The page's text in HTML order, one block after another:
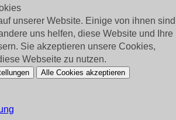
unserer Website. Einige von ihnen sind
uns helfen, diese Website und Ihre
Sie akzeptieren unsere Cookies,
Webseite zu nutzen.
Alle Cookies akzeptieren